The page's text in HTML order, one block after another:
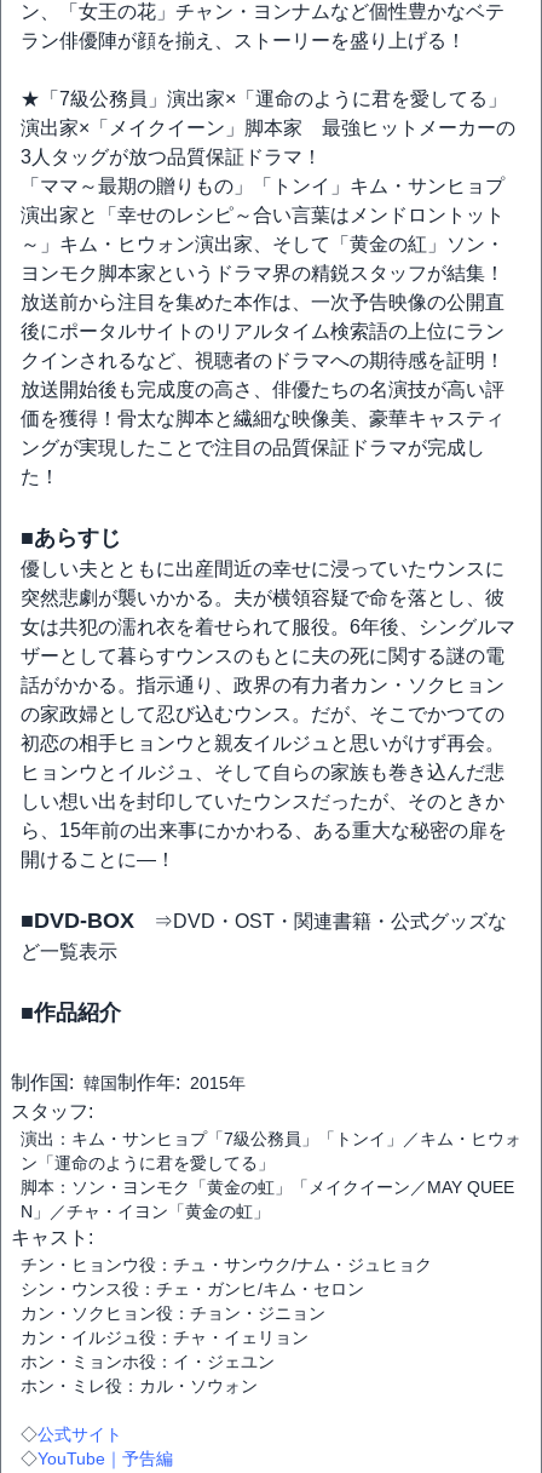
ン、「女王の花」チャン・ヨンナムなど個性豊かなベテ
ラン俳優陣が顔を揃え、ストーリーを盛り上げる！
★「7級公務員」演出家×「運命のように君を愛してる」
演出家×「メイクイーン」脚本家 最強ヒットメーカーの
3人タッグが放つ品質保証ドラマ！
「ママ～最期の贈りもの」「トンイ」キム・サンヒョプ
演出家と「幸せのレシピ～合い言葉はメンドロントット
～」キム・ヒウォン演出家、そして「黄金の紅」ソン・
ヨンモク脚本家というドラマ界の精鋭スタッフが結集！
放送前から注目を集めた本作は、一次予告映像の公開直
後にポータルサイトのリアルタイム検索語の上位にラン
クインされるなど、視聴者のドラマへの期待感を証明！
放送開始後も完成度の高さ、俳優たちの名演技が高い評
価を獲得！骨太な脚本と繊細な映像美、豪華キャスティ
ングが実現したことで注目の品質保証ドラマが完成し
た！
■あらすじ
優しい夫とともに出産間近の幸せに浸っていたウンスに
突然悲劇が襲いかかる。夫が横領容疑で命を落とし、彼
女は共犯の濡れ衣を着せられて服役。6年後、シングルマ
ザーとして暮らすウンスのもとに夫の死に関する謎の電
話がかかる。指示通り、政界の有力者カン・ソクヒョン
の家政婦として忍び込むウンス。だが、そこでかつての
初恋の相手ヒョンウと親友イルジュと思いがけず再会。
ヒョンウとイルジュ、そして自らの家族も巻き込んだ悲
しい想い出を封印していたウンスだったが、そのときか
ら、15年前の出来事にかかわる、ある重大な秘密の扉を
開けることに―！
■DVD-BOX ⇒DVD・OST・関連書籍・公式グッズな
ど一覧表示
■作品紹介
制作国: 韓国制作年: 2015年
スタッフ:
演出：キム・サンヒョプ「7級公務員」「トンイ」／キム・ヒウォ
ン「運命のように君を愛してる」
脚本：ソン・ヨンモク「黄金の虹」「メイクイーン／MAY QUEE
N」／チャ・イヨン「黄金の虹」
キャスト:
チン・ヒョンウ役：チュ・サンウク/ナム・ジュヒョク
シン・ウンス役：チェ・ガンヒ/キム・セロン
カン・ソクヒョン役：チョン・ジニョン
カン・イルジュ役：チャ・イェリョン
ホン・ミョンホ役：イ・ジェユン
ホン・ミレ役：カル・ソウォン
◇公式サイト
◇YouTube｜予告編